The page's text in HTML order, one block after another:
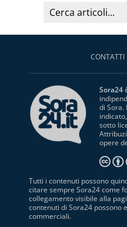
CONTATTI
Sora24
di Sora.
sotto
opere
Tutti i contenuti possono
citare sempre Sora24 come
collegamento visibile alla
contenuti di Sora24 possono
commerciali.